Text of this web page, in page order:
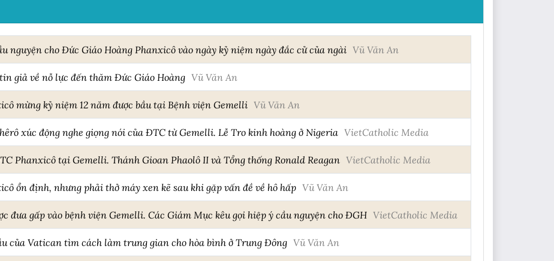
nguyện cho Đức Giáo Hoàng Phanxicô vào ngày kỷ niệm ngày đắc cử của ngài Vũ Văn An
giả về nỗ lực đến thăm Đức Giáo Hoàng Vũ Văn An
mừng kỷ niệm 12 năm được bầu tại Bệnh viện Gemelli Vũ Văn An
xúc động nghe giọng nói của ĐTC từ Gemelli. Lễ Tro kinh hoàng ở Nigeria VietCatholic Media
Phanxicô tại Gemelli. Thánh Gioan Phaolô II và Tổng thống Ronald Reagan VietCatholic Media
ổn định, nhưng phải thở máy xen kẽ sau khi gặp vấn đề về hô hấp Vũ Văn An
đưa gấp vào bệnh viện Gemelli. Các Giám Mục kêu gọi hiệp ý cầu nguyện cho ĐGH VietCatholic Media
của Vatican tìm cách làm trung gian cho hòa bình ở Trung Đông Vũ Văn An